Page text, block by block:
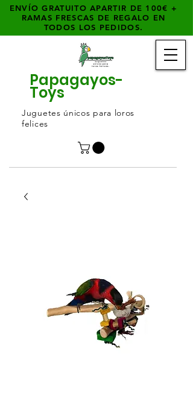
ENVÍO GRATUITO APARTIR DE 100€ +
RAMAS FRESCAS DE REGALO EN
TODOS LOS PEDIDOS.
Papagayos-
Toys
Juguetes únicos para loros
felices